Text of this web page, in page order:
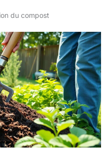
du compost